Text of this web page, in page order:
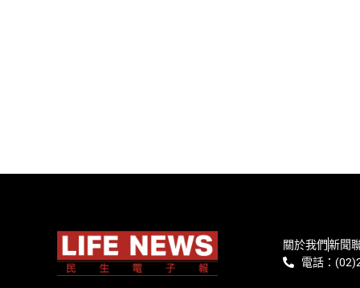
關於我們新聞
電話：